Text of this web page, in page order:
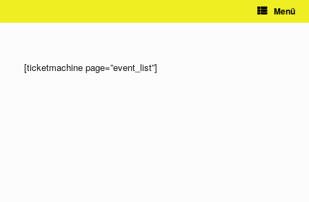
Menü
[ticketmachine page=”event_list”]